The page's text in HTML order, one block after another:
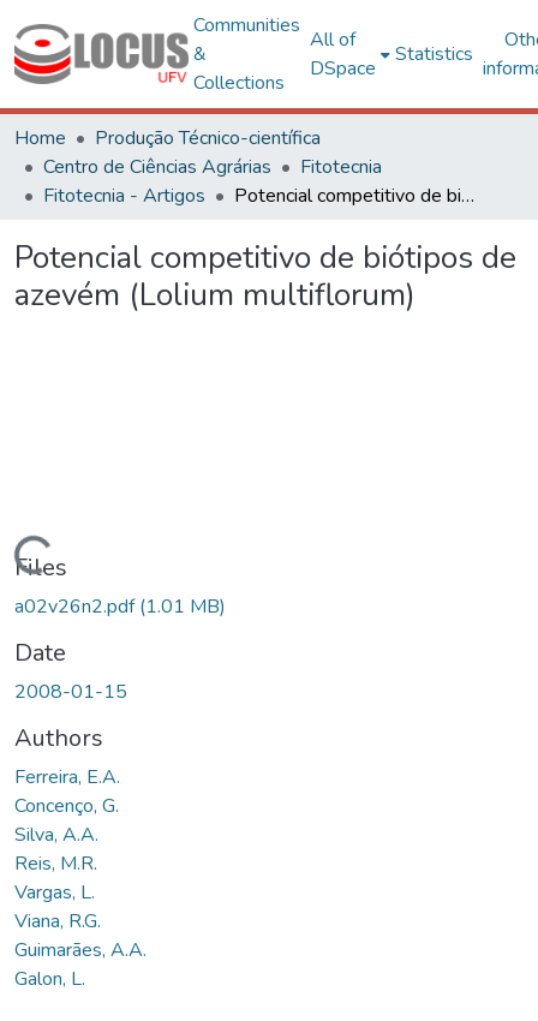
Communities
&
Collections
All of
DSpace
Statistics
Home
Produção Técnico-científica
Centro de Ciências Agrárias
Fitotecnia
Fitotecnia - Artigos
Potencial competitivo de biótipos de azevém (Lolium multiflorum)
Potencial competitivo de biótipos de
azevém (Lolium multiflorum)
Files
a02v26n2.pdf(1.01 MB)
Date
2008-01-15
Authors
Ferreira, E.A.
Concenço, G.
Silva, A.A.
Reis, M.R.
Vargas, L.
Viana, R.G.
Guimarães, A.A.
Galon, L.